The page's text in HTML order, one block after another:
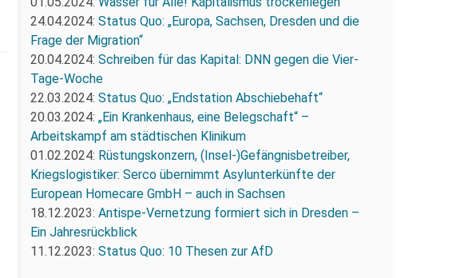
24.04.2024: Status Quo: „Europa, Sachsen, Dresden und die
Frage der Migration“
20.04.2024: Schreiben für das Kapital: DNN gegen die Vier-
Tage-Woche
22.03.2024: Status Quo: „Endstation Abschiebehaft“
20.03.2024: „Ein Krankenhaus, eine Belegschaft“ –
Arbeitskampf am städtischen Klinikum
01.02.2024: Rüstungskonzern, (Insel-)Gefängnisbetreiber,
Kriegslogistiker: Serco übernimmt Asylunterkünfte der
European Homecare GmbH – auch in Sachsen
18.12.2023: Antispe-Vernetzung formiert sich in Dresden –
Ein Jahresrückblick
11.12.2023: Status Quo: 10 Thesen zur AfD